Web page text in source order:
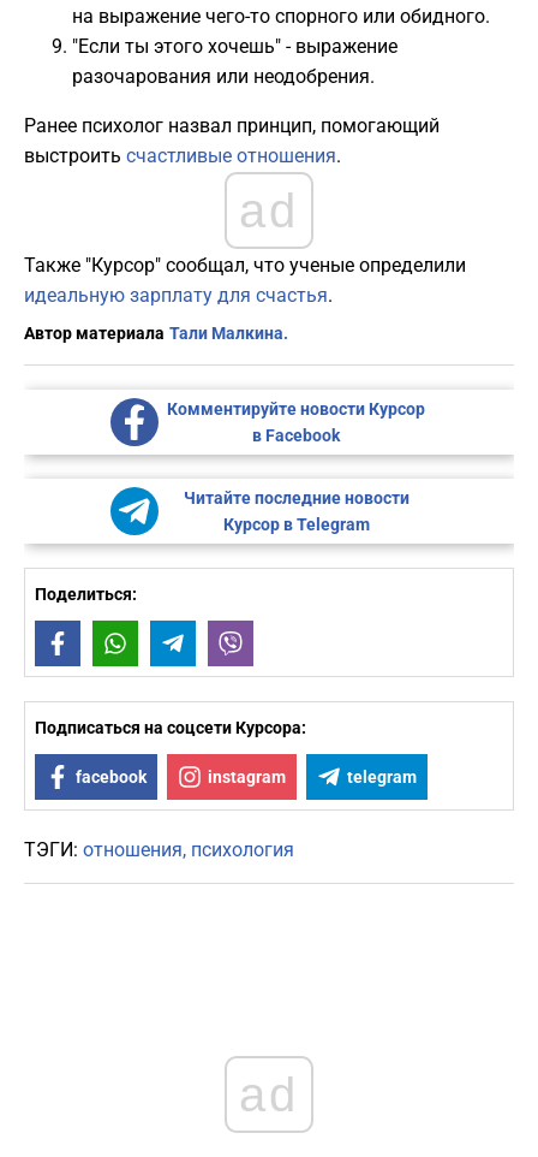
на выражение чего-то спорного или обидного.
"Если ты этого хочешь" - выражение
разочарования или неодобрения.
Ранее психолог назвал принцип, помогающий
выстроить счастливые отношения.
ad
Также "Курсор" сообщал, что ученые определили
идеальную зарплату для счастья.
Автор материала Тали Малкина.
Комментируйте новости Курсор
в Facebook
Читайте последние новости
Курсор в Telegram
Поделиться:
FacebookWhatsAppTelegram
Подписаться на соцсети Курсора:
facebook instagram telegram
ТЭГИ: отношения психология
ad